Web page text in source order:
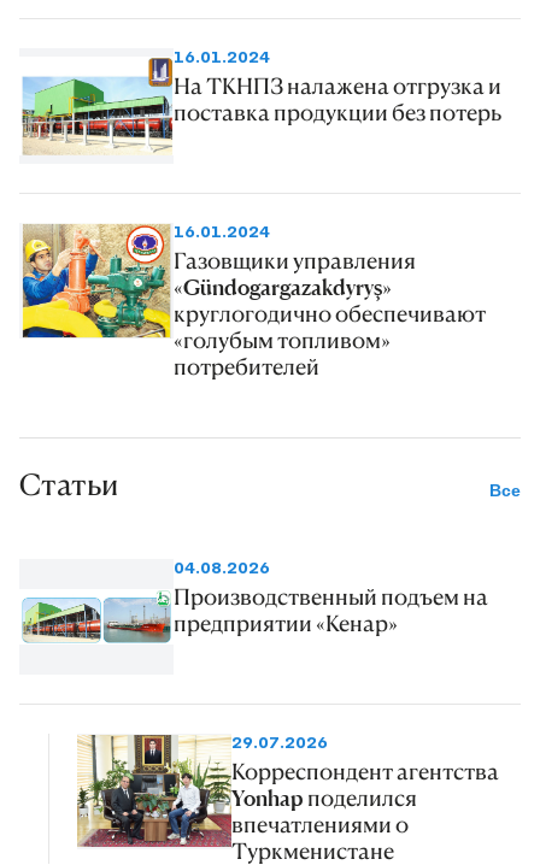
16.01.2024
На ТКНПЗ налажена отгрузка и
поставка продукции без потерь
16.01.2024
Газовщики управления
«Gündogargazakdyryş»
круглогодично обеспечивают
«голубым топливом»
потребителей
Статьи Все
04.08.2026
Производственный подъем на
предприятии «Кенар»
29.07.2026
Корреспондент агентства
Yonhap поделился
впечатлениями о
Туркменистане